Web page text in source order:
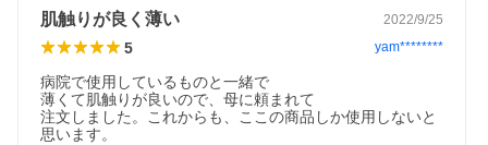
★一人ではく場合
・「うしろ」と表示している方がうしろです。前後を確かめてく
ださい。
・パッドをパンツの立体ギャザーにおさまるように広げます。
・パンツを引き上げ、ピンクラインにあわせてパッドを整えま
す。
肌触りが良く薄い 2022/9/25
5 yam********
病院で使用しているものと一緒で
薄くて肌触りが良いので、母に頼まれて
注文しました。これからも、ここの商品しか使用しないと
思います。